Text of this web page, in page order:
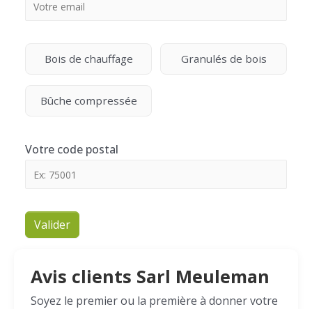
Bois de chauffage Granulés de bois
Bûche compressée
Votre code postal
Valider
Avis clients Sarl Meuleman
Soyez le premier ou la première à donner votre